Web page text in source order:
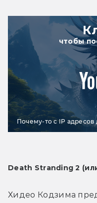
чтобы
Почему-то с IP адресов
Death Stranding 2
Хидео Кодзима